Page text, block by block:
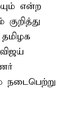
என்ற